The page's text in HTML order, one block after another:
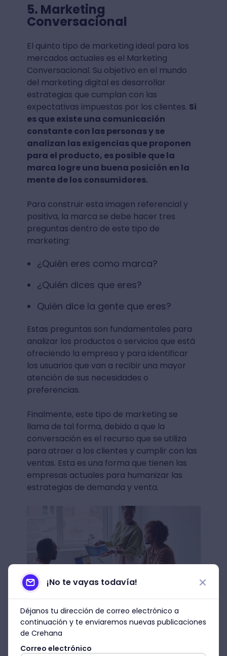
5. Marketing
Conversacional
El quinto tipo de marketing ideal para los
mercados actuales es el Marketing
Conversacional. Su objetivo en el mundo
del marketing digital es desarrollar
estrategias que cumplan con las
expectativas impuestas por los clientes. Si
es que existe una comunicación
constante con las personas y se
analizan las exigencias que proponen
para el producto, es posible que la
marca logre una buena posición en la
mente de los consumidores.
Para construir esta imagen referencial y
positiva, la marca se debe hacer tres
preguntas dentro de este tipo de
marketing:
¿Quién eres como marca?
¿Quién dices que eres?
Quién dice la gente que eres?
Estas preguntas son fundamentales para
analizar los productos o servicios que está
ofreciendo la empresa y para identificar
los usuarios que van a recibir una mayor
atención de sus necesidades o
preferencias.
Finalmente, este tipo de marketing se
llama de tal forma, debido a que la
conversación es el recurso que se utiliza
para atraer a los clientes y cumplir con las
ventas. Esta es una forma que tienen las
empresas actuales para humanizar las
estrategias de demanda y venta.
Fuente: Pexels
6. Email Marketing
¡No te vayas todavía!
Déjanos tu dirección de correo electrónico a
continuación y te enviaremos nuevas publicaciones
de Crehana
Correo electrónico